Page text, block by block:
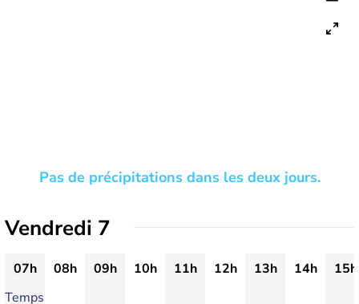
Pas de précipitations dans les deux jours.
Vendredi 7
07h 08h 09h 10h 11h 12h 13h 14h
15h
Temps